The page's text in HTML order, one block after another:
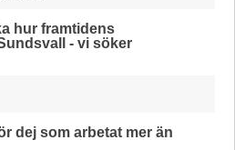
hur framtidens
- vi söker
dej som arbetat mer än